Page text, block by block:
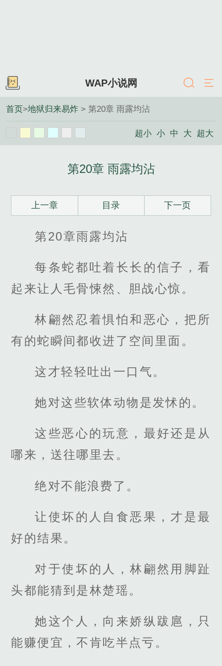
WAP小说网
首页>地狱归来易炸 > 第20章 雨露均沾
超小 小 中 大 超大
第20章 雨露均沾
上一章 目录 下一页
第20章雨露均沾
每条蛇都吐着长长的信子，看
起来让人毛骨悚然、胆战心惊。
林翩然忍着惧怕和恶心，把所
有的蛇瞬间都收进了空间里面。
这才轻轻吐出一口气。
她对这些软体动物是发怵的。
这些恶心的玩意，最好还是从
哪来，送往哪里去。
绝对不能浪费了。
让使坏的人自食恶果，才是最
好的结果。
对于使坏的人，林翩然用脚趾
头都能猜到是林楚瑶。
她这个人，向来娇纵跋扈，只
能赚便宜，不肯吃半点亏。